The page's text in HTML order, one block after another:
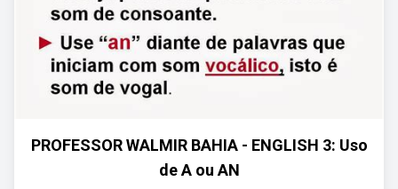
PROFESSOR WALMIR BAHIA - ENGLISH 3: Uso
de A ou AN